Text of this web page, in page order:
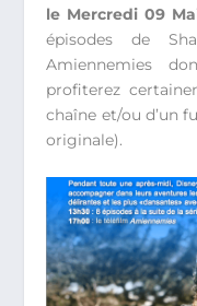
le Mercredi 09
épisodes de
Amiennemies
profiterez
chaîne et/ou d’un
originale).